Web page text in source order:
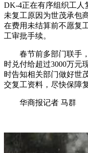
DK-4正在有序组织工人
未复工原因为世茂承包
在费用未结算前不愿复
工审批手续。
春节前多部门联手，
时兑付给超过3000万元
时告知相关部门做好世
交复工资料，尽快保障复
华商报记者 马群